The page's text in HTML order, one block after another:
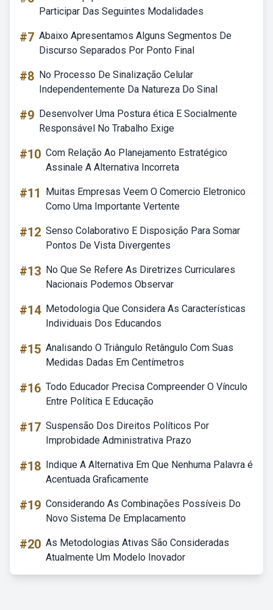
Participar Das Seguintes Modalidades
#7 Abaixo Apresentamos Alguns Segmentos De
Discurso Separados Por Ponto Final
#8 No Processo De Sinalização Celular
Independentemente Da Natureza Do Sinal
#9 Desenvolver Uma Postura ética E Socialmente
Responsável No Trabalho Exige
#10 Com Relação Ao Planejamento Estratégico
Assinale A Alternativa Incorreta
#11
Muitas Empresas Veem O Comercio Eletronico
Como Uma Importante Vertente
#12 Senso Colaborativo E Disposição Para Somar
Pontos De Vista Divergentes
#13 No Que Se Refere As Diretrizes Curriculares
Nacionais Podemos Observar
#14 Metodologia Que Considera As Características
Individuais Dos Educandos
#15 Analisando O Triângulo Retângulo Com Suas
Medidas Dadas Em Centímetros
#16 Todo Educador Precisa Compreender O Vínculo
Entre Política E Educação
#17 Suspensão Dos Direitos Políticos Por
Improbidade Administrativa Prazo
#18 Indique A Alternativa Em Que Nenhuma Palavra é
Acentuada Graficamente
#19 Considerando As Combinações Possíveis Do
Novo Sistema De Emplacamento
#20 As Metodologias Ativas São Consideradas
Atualmente Um Modelo Inovador